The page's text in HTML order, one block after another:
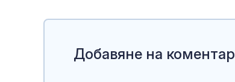
Добавяне на коментар